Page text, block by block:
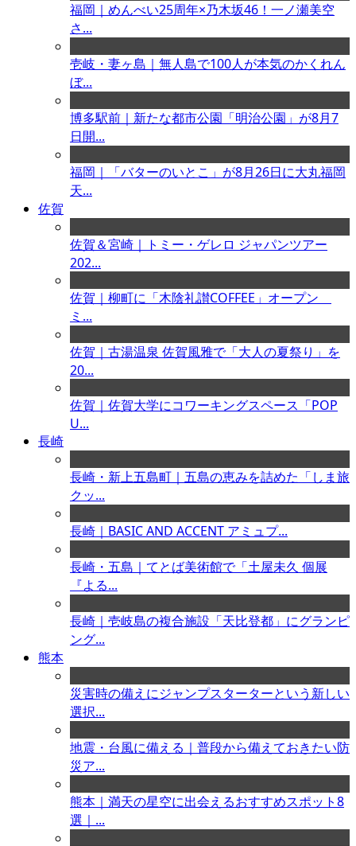
福岡｜めんべい25周年×乃木坂46！一ノ瀬美空
さ...
壱岐・妻ヶ島｜無人島で100人が本気のかくれん
ぼ...
博多駅前｜新たな都市公園「明治公園」が8月7
日開...
福岡｜「バターのいとこ」が8月26日に大丸福岡
天...
佐賀
佐賀＆宮崎｜トミー・ゲレロ ジャパンツアー
202...
佐賀｜柳町に「木陰礼讃COFFEE」オープン
ミ...
佐賀｜古湯温泉 佐賀風雅で「大人の夏祭り」を
20...
佐賀｜佐賀大学にコワーキングスペース「POP
U...
長崎
長崎・新上五島町｜五島の恵みを詰めた「しま旅
クッ...
長崎｜BASIC AND ACCENT アミュプ...
長崎・五島｜てとば美術館で「土屋未久 個展
『よる...
長崎｜壱岐島の複合施設「天比登都」にグランピ
ング...
熊本
災害時の備えにジャンプスターターという新しい
選択...
地震・台風に備える｜普段から備えておきたい防
災ア...
熊本｜満天の星空に出会えるおすすめスポット8
選｜...